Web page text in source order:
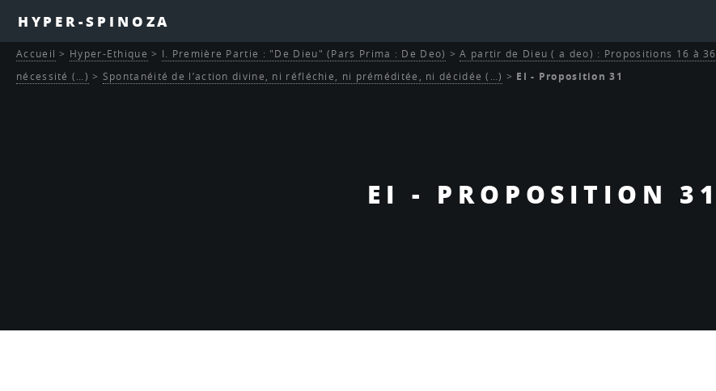
HYPER-SPINOZA
EI - PROPOSITION 31
Accueil > Hyper-Ethique > I. Première Partie : "De Dieu" (Pars Prima : De Deo) >A partir de Dieu ( a deo) : Propositions 16 à 36
nécessité (…) > Spontanéité de l’action divine, ni réfléchie, ni préméditée, ni décidée (…) > EI - Proposition 31